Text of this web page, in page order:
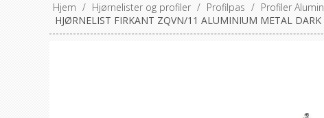
Hjem / Hjørnelister og profiler / Profilpas / Profiler
HJØRNELIST FIRKANT ZQVN/11 ALUMINIUM METAL